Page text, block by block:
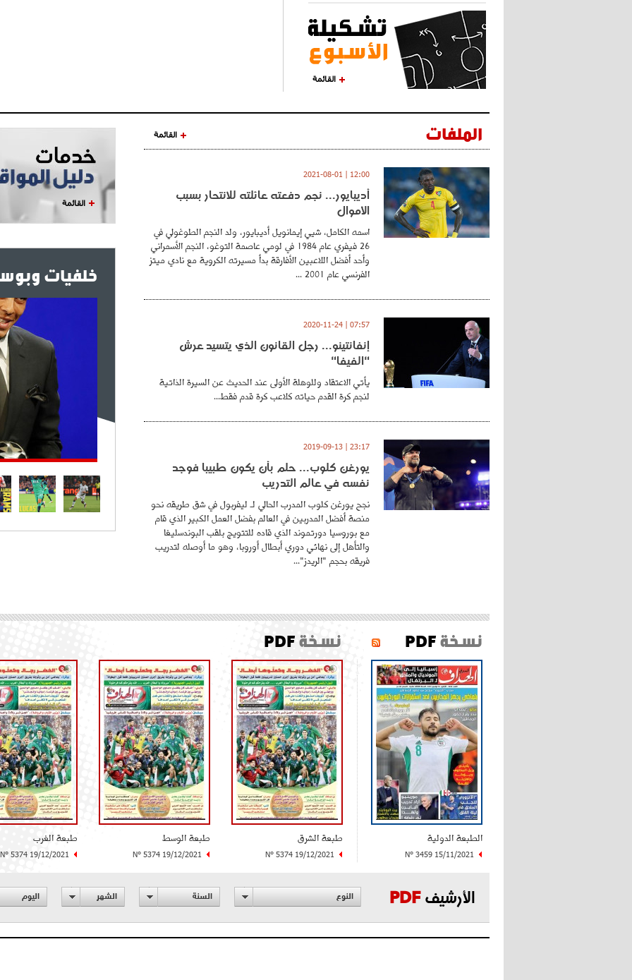
القائمة
الملفات القائمة
12:00 | 2021-08-01
أديبايور... نجم دفعته عائلته للانتحار بسبب
الأموال
اسمه الكامل، شيي إيمانويل أديبايور، ولد النجم الطوغولي في
26 فيفري عام 1984 في لومي عاصمة التوغو، النجم الأسمراني
وأحد أفضل اللاعبين الأفارقة بدأ مسيرته الكروية مع نادي ميتز
الفرنسي عام 2001 ...
07:57 | 2020-11-24
إنفانتينو... رجل القانون الذي يتسيد عرش
"الفيفا"
يأتي الاعتقاد وللوهلة الأولى عند الحديث عن السيرة الذاتية
لنجم كرة القدم حياته كلاعب كرة قدم فقط...
23:17 | 2019-09-13
يورغن كلوب... حلم بأن يكون طبيبا فوجد
نفسه في عالم التدريب
نجح يورغن كلوب المدرب الحالي لـ ليفربول في شق طريقه نحو
منصة أفضل المدربين في العالم بفضل العمل الكبير الذي قام
مع بوروسيا دورتموند الذي قاده للتتويج بلقب البوندسليغا
والتأهل إلى نهائي دوري أبطال أوروبا، وهو ما أوصله لتدريب
فريقه بحجم "الريدز"...
القائمة
خلفيات
نسخةPDF
الطبعة الدولية
N° 3459 15/11/2021
نسخةPDF
طبعة الشرق
N° 5374 19/12/2021
طبعة الوسط
N° 5374 19/12/2021
طبعة الغرب
N° 5374 19/12/2021
الأرشيفPDF النوع السنة الشهر اليوم